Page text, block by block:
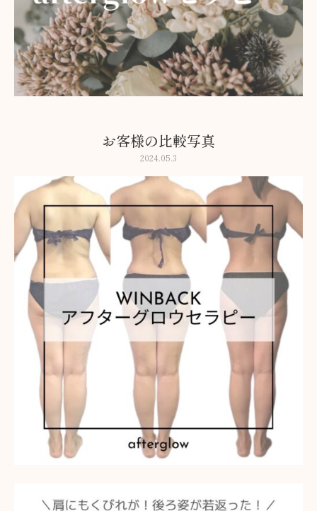
お客様の比較写真
2024.05.3